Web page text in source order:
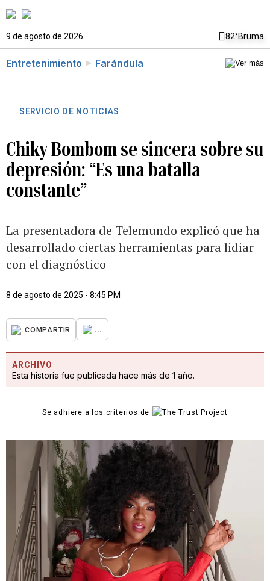
9 de agosto de 2026 82°Bruma
Entretenimiento Farándula
SERVICIO DE NOTICIAS
Chiky Bombom se sincera sobre su
depresión: “Es una batalla
constante”
La presentadora de Telemundo explicó que ha
desarrollado ciertas herramientas para lidiar
con el diagnóstico
8 de agosto de 2025 - 8:45 PM
COMPARTIR ...
ARCHIVO
Esta historia fue publicada hace más de 1 año.
Se adhiere a los criterios de